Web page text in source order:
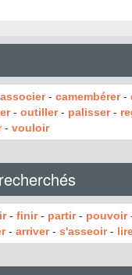
associer- camembérer-
- outiller- palisser-
- vouloir
- finir- partir- pouvoir
- arriver- s'asseoir-